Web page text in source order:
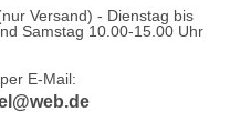
Versand) - Dienstag bis
Samstag 10.00-15.00 Uhr
E-Mail: